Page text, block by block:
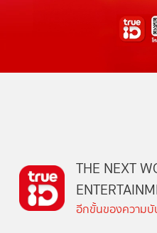
THE NEXT
อีกขั้นของความบั